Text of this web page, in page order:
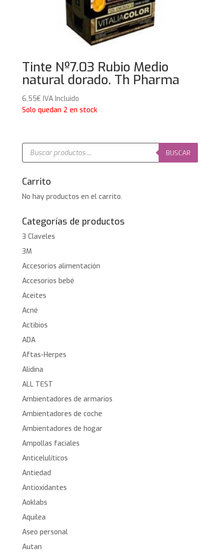
Tinte Nº7.03 Rubio Medio
natural dorado. Th Pharma
6,55€ IVA Incluido
Solo quedan 2 en stock
Búsqueda
productos
BUSCAR
Carrito
No hay productos en el carrito.
Categorías de productos
3 Claveles
3M
Accesorios alimentación
Accesorios bebé
Aceites
Acné
Actibios
ADA
Aftas-Herpes
Alidina
ALL TEST
Ambientadores de armarios
Ambientadores de coche
Ambientadores de hogar
Ampollas faciales
Anticelulíticos
Antiedad
Antioxidantes
Aoklabs
Aquilea
Aseo personal
Autan